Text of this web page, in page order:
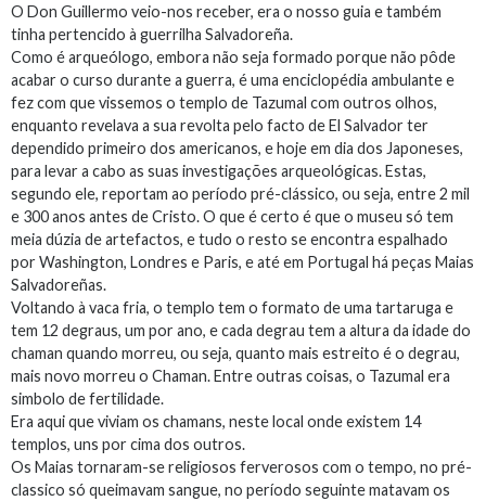
O Don Guillermo veio-nos receber, era o nosso guia e também
tinha pertencido à guerrilha Salvadoreña.
Como é arqueólogo, embora não seja formado porque não pôde
acabar o curso durante a guerra, é uma enciclopédia ambulante e
fez com que vissemos o templo de Tazumal com outros olhos,
enquanto revelava a sua revolta pelo facto de El Salvador ter
dependido primeiro dos americanos, e hoje em dia dos Japoneses,
para levar a cabo as suas investigações arqueológicas. Estas,
segundo ele, reportam ao período pré-clássico, ou seja, entre 2 mil
e 300 anos antes de Cristo. O que é certo é que o museu só tem
meia dúzia de artefactos, e tudo o resto se encontra espalhado
por Washington, Londres e Paris, e até em Portugal há peças Maias
Salvadoreñas.
Voltando à vaca fria, o templo tem o formato de uma tartaruga e
tem 12 degraus, um por ano, e cada degrau tem a altura da idade do
chaman quando morreu, ou seja, quanto mais estreito é o degrau,
mais novo morreu o Chaman. Entre outras coisas, o Tazumal era
simbolo de fertilidade.
Era aqui que viviam os chamans, neste local onde existem 14
templos, uns por cima dos outros.
Os Maias tornaram-se religiosos ferverosos com o tempo, no pré-
classico só queimavam sangue, no período seguinte matavam os